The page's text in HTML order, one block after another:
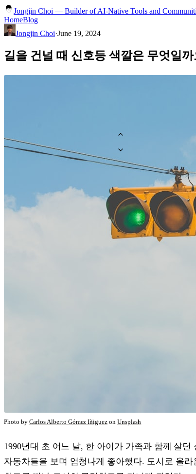
Jongjin Choi — Builder of AI-Native Tools and
HomeBlog
Jongjin Choi·June 19, 2024
길을 건널 때 신호등 색깔은 무엇일까
Photo by Carlos Alberto Gómez Iñiguez on Unsplash
1990년대 초 어느 날, 한 아이가 가족과 함께 살
자동차들을 보며 엄청나게 좋아했다. 도시로 올